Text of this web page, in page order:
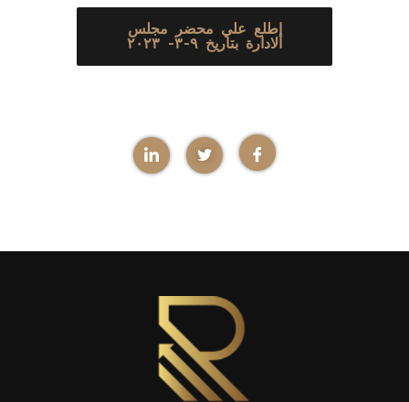
إطلع علي محضر مجلس
الادارة بتاريخ ٩-٣- ٢٠٢٣